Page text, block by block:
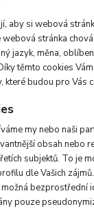
aby si webová
stránka
jazyk, měna,
těmto cookies
které budou pro Vás
my nebo naši
obsah nebo
subjektů. To je
dle Vašich
bezprostřední
pouze